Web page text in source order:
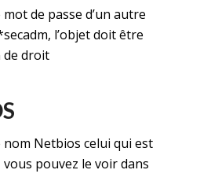
de passe d’un autre
l’objet doit être
de droit
Netbios celui qui est
pouvez le voir dans